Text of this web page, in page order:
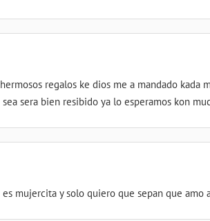
regalos ke dios me a mandado kada
sera bien resibido ya lo esperamos kon
mujercita y solo quiero que sepan que amo